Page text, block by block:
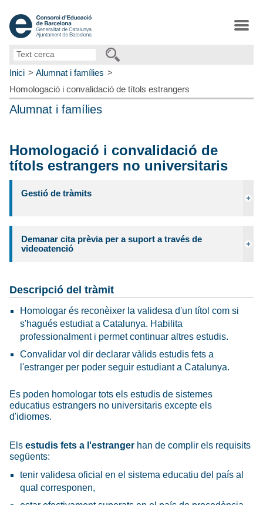
Text
Inici
Alumnat i famílies
Homologació i convalidació de títols estrangers
Alumnat i famílies
Homologació i convalidació de
títols estrangers no universitaris
Gestió de tràmits
Demanar cita prèvia per a suport a través de
videoatenció
Descripció del tràmit
Homologar és reconèixer la validesa d'un títol com si
s'hagués estudiat a Catalunya. Habilita
professionalment i permet continuar altres estudis.
Convalidar vol dir declarar vàlids estudis fets a
l'estranger per poder seguir estudiant a Catalunya.
Es poden homologar tots els estudis de sistemes
educatius estrangers no universitaris excepte els
d'idiomes.
Els estudis fets a l'estranger han de complir els requisits
següents:
tenir validesa oficial en el sistema educatiu del país al
qual corresponen,